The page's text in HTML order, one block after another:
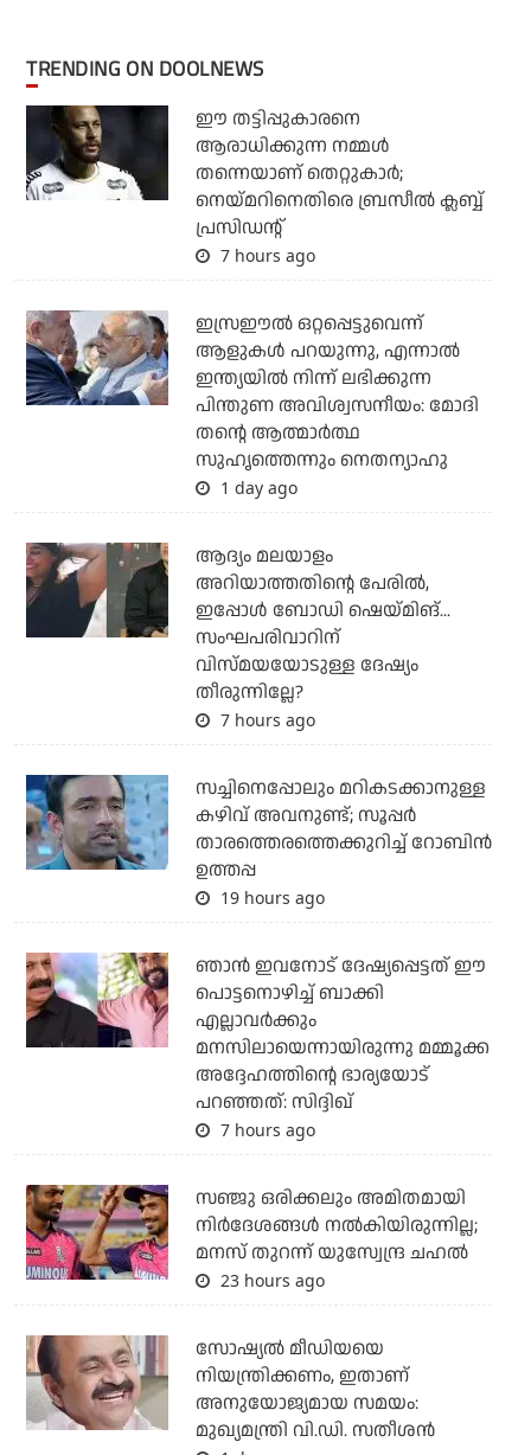
TRENDING ON DOOLNEWS
ഈ തട്ടിപ്പുകാരനെ
ആരാധിക്കുന്ന നമ്മള്‍
തന്നെയാണ് തെറ്റുകാര്‍;
നെയ്മറിനെതിരെ ബ്രസീല്‍ ക്ലബ്ബ്
പ്രസിഡന്റ്
7 hours ago
ഇസ്രഈല്‍ ഒറ്റപ്പെട്ടുവെന്ന്
ആളുകള്‍ പറയുന്നു, എന്നാല്‍
ഇന്ത്യയില്‍ നിന്ന് ലഭിക്കുന്ന
പിന്തുണ അവിശ്വസനീയം: മോദി
തന്റെ ആത്മാര്‍ത്ഥ
സുഹൃത്തെന്നും നെതന്യാഹു
1 day ago
ആദ്യം മലയാളം
അറിയാത്തതിന്റെ പേരില്‍,
ഇപ്പോള്‍ ബോഡി ഷെയ്മിങ്...
സംഘപരിവാറിന്
വിസ്മയയോടുള്ള ദേഷ്യം
തീരുന്നില്ലേ?
7 hours ago
സച്ചിനെപ്പോലും മറികടക്കാനുള്ള
കഴിവ് അവനുണ്ട്; സൂപ്പര്‍
താരത്തെരത്തെക്കുറിച്ച് റോബിന്‍
ഉത്തപ്പ
19 hours ago
ഞാന്‍ ഇവനോട് ദേഷ്യപ്പെട്ടത് ഈ
പൊട്ടനൊഴിച്ച് ബാക്കി
എല്ലാവര്‍ക്കും
മനസിലായെന്നായിരുന്നു മമ്മൂക്ക
അദ്ദേഹത്തിന്റെ ഭാര്യയോട്
പറഞ്ഞത്: സിദ്ദിഖ്
7 hours ago
സഞ്ജു ഒരിക്കലും അമിതമായി
നിര്‍ദേശങ്ങള്‍ നല്‍കിയിരുന്നില്ല;
മനസ് തുറന്ന് യുസ്വേന്ദ്ര ചഹല്‍
23 hours ago
സോഷ്യല്‍ മീഡിയയെ
നിയന്ത്രിക്കണം, ഇതാണ്
അനുയോജ്യമായ സമയം:
മുഖ്യമന്ത്രി വി.ഡി. സതീശന്‍